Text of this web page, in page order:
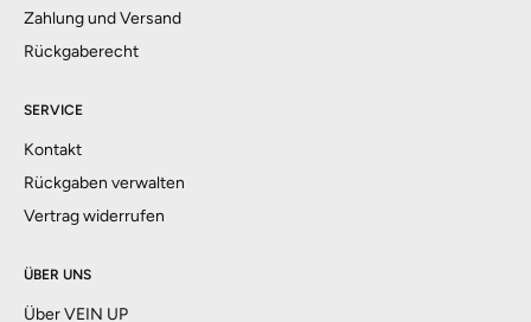
Zahlung und Versand
Rückgaberecht
SERVICE
Kontakt
Rückgaben verwalten
Vertrag widerrufen
ÜBER UNS
Über VEIN UP